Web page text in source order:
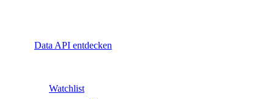
Data API entdecken
Watchlist